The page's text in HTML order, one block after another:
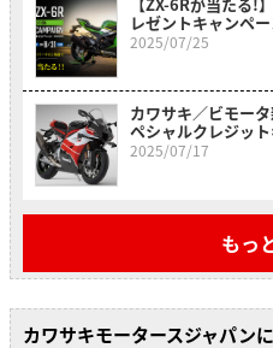
レゼントキャンペ
2025/07/25
カワサキ／ビモー
ペシャルクレジッ
2025/07/17
もっ
カワサキモータースジャパン